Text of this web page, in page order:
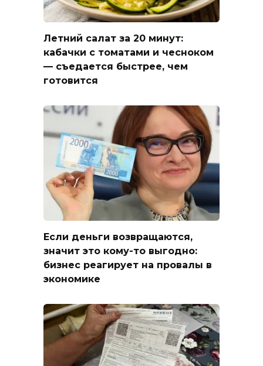
Летний салат за 20 минут:
кабачки с томатами и чесноком
— съедается быстрее, чем
готовится
Если деньги возвращаются,
значит это кому-то выгодно:
бизнес реагирует на провалы в
экономике